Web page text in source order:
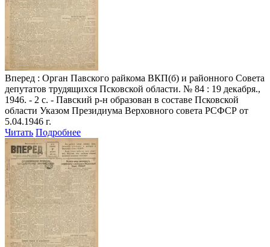
Вперед : Орган Павского райкома ВКП(б) и районного Совета
депутатов трудящихся Псковской области. № 84 : 19 декабря.,
1946. - 2 с. - Павский р-н образован в составе Псковской
области Указом Президиума Верховного совета РСФСР от
5.04.1946 г.
Читать Подробнее